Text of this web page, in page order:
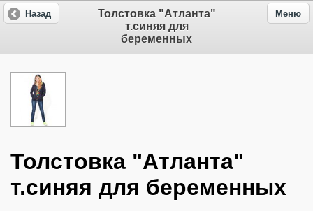
Толстовка "Атланта"
т.синяя для
беременных
Назад Меню
Толстовка "Атланта"
т.синяя для беременных